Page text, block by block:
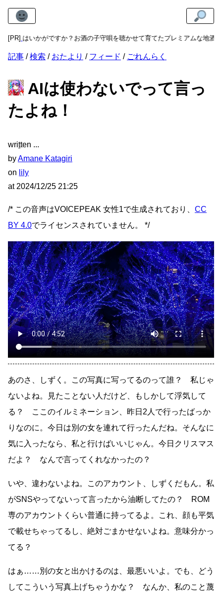
[PR]
音」はいかがですか？お酒の子守唄を聴かせて育てたプレミアムな地酒で
記事 検索 おたより フィード ごれんらく
AIは使わないでって言っ
たよね！
written
byAmane Katagiri
on lily
at 2024/12/25 21:25
/* この音声はVOICEPEAK 女性1で生成されており、 CC
BY 4.0でライセンスされていません。 */
あのさ、しずく。この写真に写ってるのって誰？ 私じゃ
ないよね。見たことない人だけど、もしかして浮気して
る？ ここのイルミネーション、昨日2人で行ったばっか
りなのに。今日は別の女を連れて行ったんだね。そんなに
気に入ったなら、私と行けばいいじゃん。今日クリスマス
だよ？ なんで言ってくれなかったの？
いや、違わないよね。このアカウント、しずくだもん。私
がSNSやってないって言ったから油断してたの？ ROM
専のアカウントくらい普通に持ってるよ。これ、顔も平気
で載せちゃってるし、絶対ごまかせないよね。意味分かっ
てる？
はぁ……別の女と出かけるのは、最悪いいよ。でも、どう
してこういう写真上げちゃうかな？ なんか、私のこと蔑